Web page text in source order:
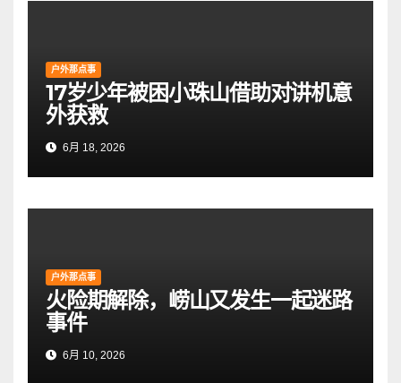
户外那点事
17岁少年被困小珠山借助对讲机意
外获救
6月 18, 2026
户外那点事
火险期解除，崂山又发生一起迷路
事件
6月 10, 2026